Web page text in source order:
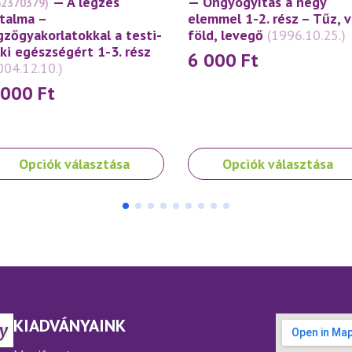
–
a testi-
egészségért 1-3. rész
Ft
Opciók választása
elemmel 1-2. rész – Tűz,
föld, levegő (1996.10.25.)
6 000 Ft
Opciók választása
Ennek
a
több
A
KIADVÁNYAINK